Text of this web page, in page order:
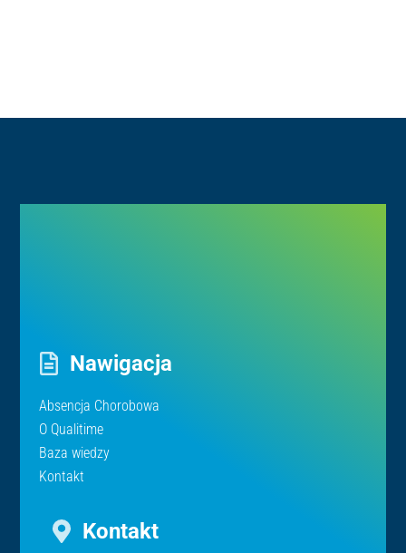
Nawigacja
Absencja Chorobowa
O Qualitime
Baza wiedzy
Kontakt
Kontakt